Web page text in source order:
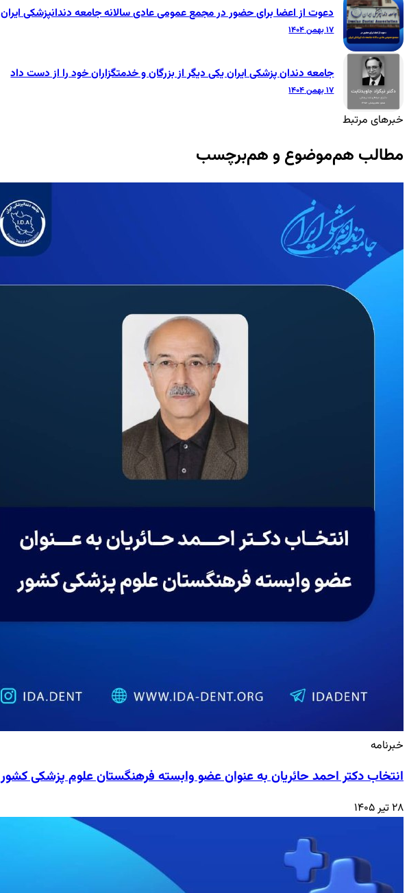
دعوت از اعضا برای حضور در مجمع عمومی عادی سالانه جامعه دندانپزشکی ایران
۱۷ بهمن ۱۴۰۴
جامعه دندان پزشکی ایران یکی دیگر از بزرگان و خدمتگزاران خود را از دست داد
۱۷ بهمن ۱۴۰۴
خبرهای مرتبط
مطالب هم‌موضوع و هم‌برچسب
خبرنامه
انتخاب دکتر احمد حائریان به عنوان عضو وابسته فرهنگستان علوم پزشکی کشور
۲۸ تیر ۱۴۰۵